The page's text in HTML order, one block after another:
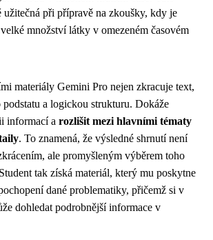
užitečná při přípravě na zkoušky, kdy je
množství látky v omezeném časovém
materiály Gemini Pro nejen zkracuje text,
podstatu a logickou strukturu. Dokáže
informací a rozlišit mezi hlavními tématy
. To znamená, že výsledné shrnutí není
ale promyšleným výběrem toho
tak získá materiál, který mu poskytne
dané problematiky, přičemž si v
dohledat podrobnější informace v